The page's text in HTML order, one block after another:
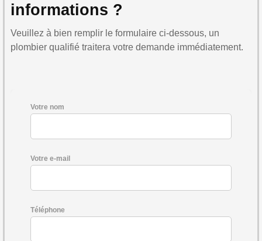
informations ?
Veuillez à bien remplir le formulaire ci-dessous, un
plombier qualifié traitera votre demande immédiatement.
Votre nom
Votre e-mail
Téléphone